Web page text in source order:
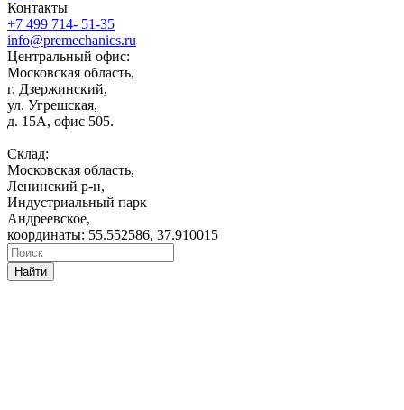
Контакты
+7 499 714- 51-35
info@premechanics.ru
Центральный офис:
Московская область,
г. Дзержинский,
ул. Угрешская,
д. 15А, офис 505.
Склад:
Московская область,
Ленинский р-н,
Индустриальный парк
Андреевское,
координаты: 55.552586, 37.910015
Найти